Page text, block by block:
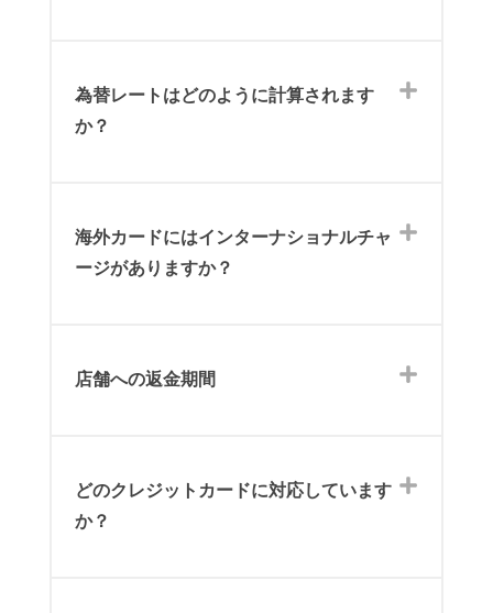
為替レートはどのように計算されます
か？
海外カードにはインターナショナルチャ
ージがありますか？
店舗への返金期間
どのクレジットカードに対応しています
か？